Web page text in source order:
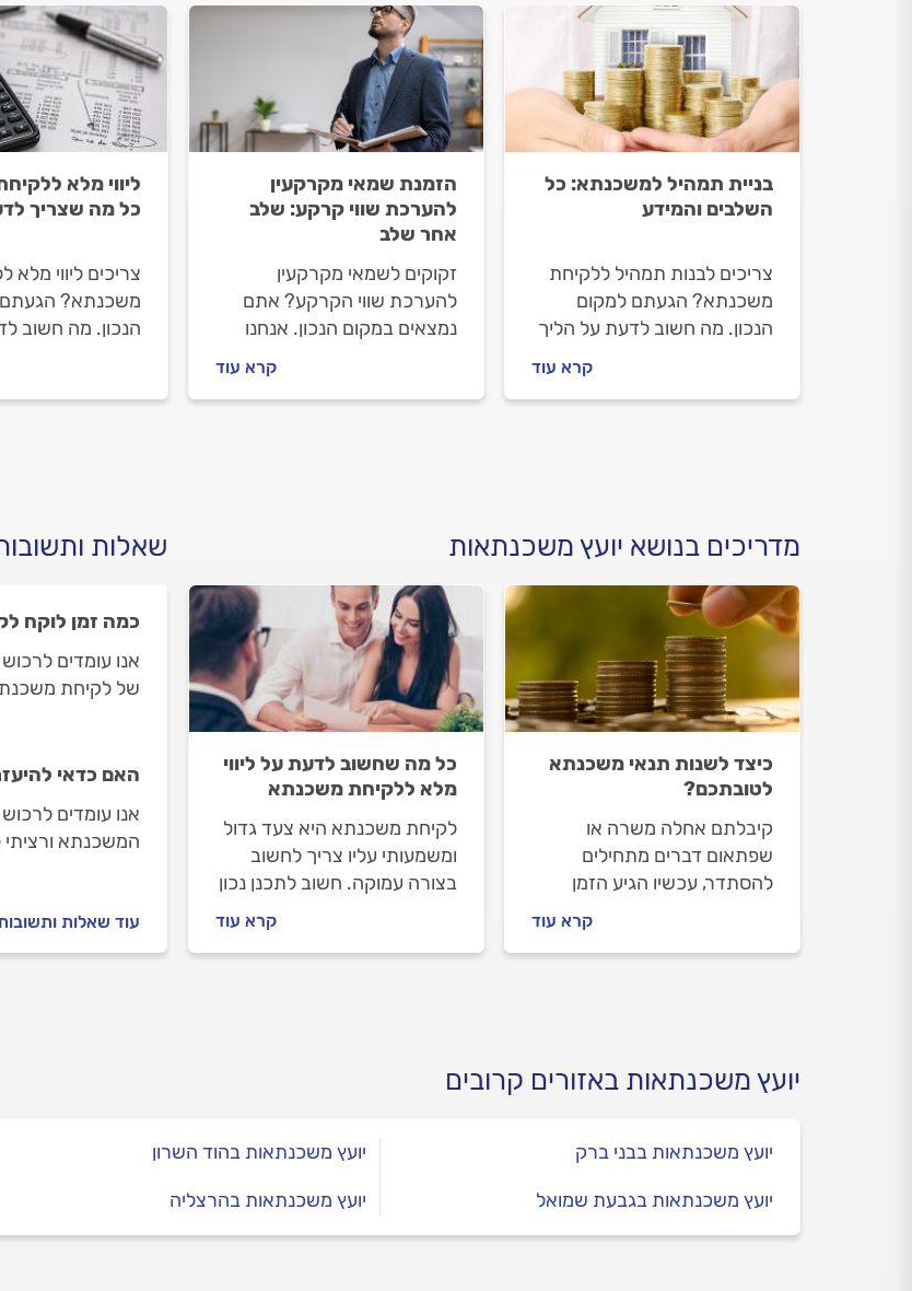
בניית תמהיל למשכנתא: כל
השלבים והמידע
צריכים לבנות תמהיל ללקיחת
משכנתא? הגעתם למקום
הנכון. מה חשוב לדעת על הליך
מתנהלים מול יועץ המשכנתאות
וכמה זה יעלה לכם? כל
קרא עוד
הזמנת שמאי מקרקעין
להערכת שווי קרקע: שלב
אחר שלב
זקוקים לשמאי מקרקעין
להערכת שווי הקרקע? אתם
נמצאים במקום הנכון. אנחנו
מקרקעין, איך מתנהלים מולו
קרא עוד
ליווי מלא
כל מה שצריך
צריכים ליווי מלא
משכנתא?
הנכון. מה חשוב
לקבל, איך
המשכנתאות
מדריכים בנושא יועץ משכנתאות
כיצד לשנות תנאי משכנתא
לטובתכם?
קיבלתם אחלה משרה או
שפתאום דברים מתחילים
להסתדר, עכשיו הגיע הזמן
המשכנתא? והאם לשכור את
שירותיו של יועץ משכנתא פרטי
קרא עוד
כל מה שחשוב לדעת על ליווי
מלא ללקיחת משכנתא
לקיחת משכנתא היא צעד גדול
ומשמעותי עליו צריך לחשוב
בצורה עמוקה. חשוב לתכנן נכון
להתייעץ עם יועץ משכנתאות
מקצועי ומוסמך שיוכל לכוון
לדעת, מיד.
קרא עוד
שאלות
כמה זמן לוקח
אנו עומדים
של לקיחת
האם כדאי
אנו עומדים
המשכנתא
עוד שאלות
יועץ משכנתאות באזורים קרובים
יועץ משכנתאות בבני ברק
יועץ משכנתאות בגבעת שמואל
יועץ משכנתאות בהוד השרון
יועץ משכנתאות בהרצליה